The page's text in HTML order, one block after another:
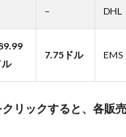
– DHL
ル
7.75ドル EMS
リックすると、各販